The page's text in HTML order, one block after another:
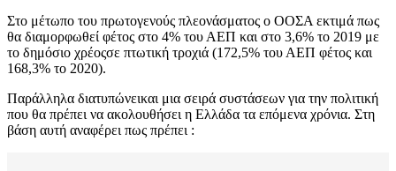
Στο μέτωπο του πρωτογενούς πλεονάσματος ο ΟΟΣΑ εκτιμά πως
θα διαμορφωθεί φέτος στο 4% του ΑΕΠ και στο 3,6% το 2019 με
το δημόσιο χρέοςσε πτωτική τροχιά (172,5% του ΑΕΠ φέτος και
168,3% το 2020).
Παράλληλα διατυπώνεικαι μια σειρά συστάσεων για την πολιτική
που θα πρέπει να ακολουθήσει η Ελλάδα τα επόμενα χρόνια. Στη
βάση αυτή αναφέρει πως πρέπει :